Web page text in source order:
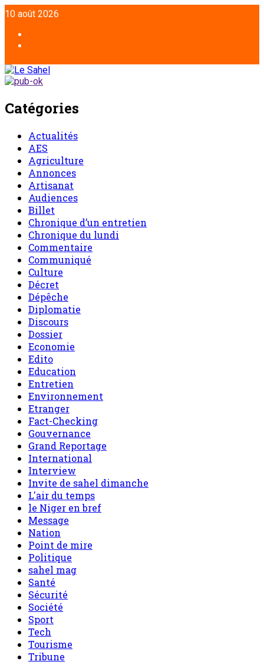
10 août 2026
Catégories
Actualités
AES
Agriculture
Annonces
Artisanat
Audiences
Billet
Chronique d’un entretien
Chronique du lundi
Commentaire
Communiqué
Culture
Décret
Dépêche
Diplomatie
Discours
Dossier
Economie
Edito
Education
Entretien
Environnement
Etranger
Fact-Checking
Gouvernance
Grand Reportage
International
Interview
Invite de sahel dimanche
L'air du temps
le Niger en bref
Message
Nation
Point de mire
Politique
sahel mag
Santé
Sécurité
Société
Sport
Tech
Tourisme
Tribune